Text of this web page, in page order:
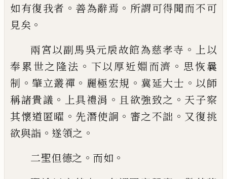
如有復我者 。 善為辭焉 。 所謂可得聞而不可
見矣 。
兩宮以副馬吳元扆故館為慈孝寺 。
上以
奉累世之隆法 。 下以厚近婣而濟 。 思恢曩
制 。 肇立叢禪 。 麗極宏規 。 冀延大士 。 以師
稱諸貴議 。 上具禮涓 。 且欲強致之 。 天子察
其懷道匿曜 。 先潛使詗 。 審之不詘 。 又復挑
欲與詣 。 遂領之 。
二聖但德之 。 而如 。